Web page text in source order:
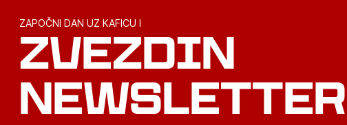
ZAPOČNI DAN UZ KAFICU I
ZVEZDIN
NEWSLETTER